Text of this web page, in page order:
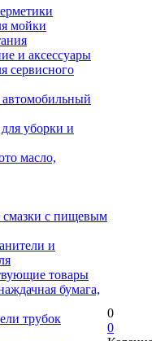
мойки
и аксессуары
сервисного
уборки и
масло,
смазки с пищевым
и
товары
бумага,
трубок
0
0